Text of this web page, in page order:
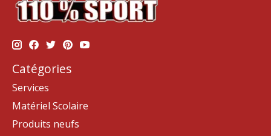
Catégories
Services
Matériel Scolaire
Produits neufs